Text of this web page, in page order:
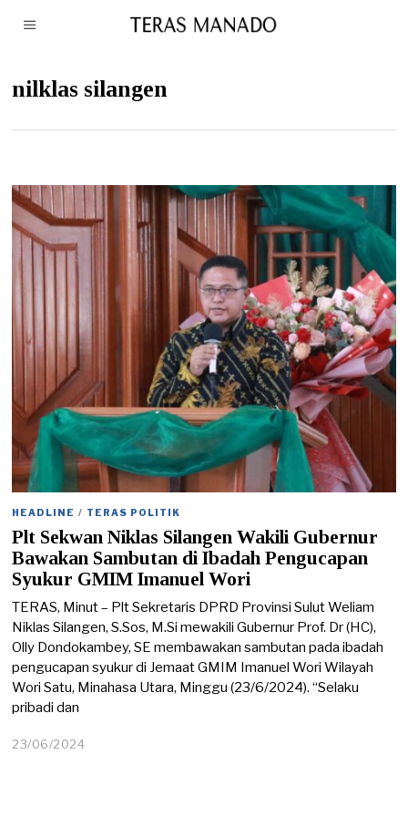
nilklas silangen
HEADLINE / TERAS POLITIK
Plt Sekwan Niklas Silangen Wakili Gubernur
Bawakan Sambutan di Ibadah Pengucapan
Syukur GMIM Imanuel Wori
TERAS, Minut – Plt Sekretaris DPRD Provinsi Sulut Weliam
Niklas Silangen, S.Sos, M.Si mewakili Gubernur Prof. Dr (HC),
Olly Dondokambey, SE membawakan sambutan pada ibadah
pengucapan syukur di Jemaat GMIM Imanuel Wori Wilayah
Wori Satu, Minahasa Utara, Minggu (23/6/2024). “Selaku
pribadi dan
23/06/2024